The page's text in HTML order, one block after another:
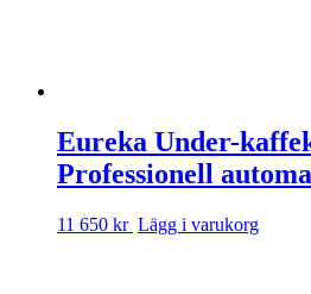
Eureka Under-
Professionell
11 650 kr Lägg i varukorg